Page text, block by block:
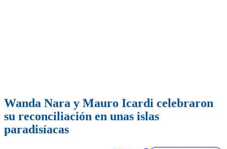
Wanda Nara y Mauro Icardi celebraron
su reconciliación en unas islas
paradisíacas